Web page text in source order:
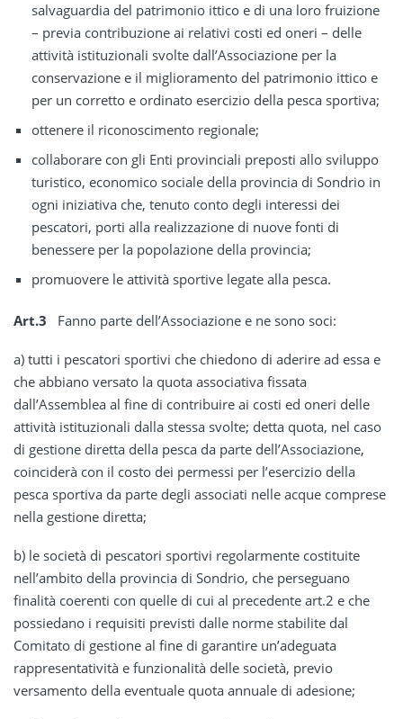
salvaguardia del patrimonio ittico e di una loro fruizione
– previa contribuzione ai relativi costi ed oneri – delle
attività istituzionali svolte dall’Associazione per la
conservazione e il miglioramento del patrimonio ittico e
per un corretto e ordinato esercizio della pesca sportiva;
ottenere il riconoscimento regionale;
collaborare con gli Enti provinciali preposti allo sviluppo
turistico, economico sociale della provincia di Sondrio in
ogni iniziativa che, tenuto conto degli interessi dei
pescatori, porti alla realizzazione di nuove fonti di
benessere per la popolazione della provincia;
promuovere le attività sportive legate alla pesca.
Art.3 Fanno parte dell’Associazione e ne sono soci:
a) tutti i pescatori sportivi che chiedono di aderire ad essa e
che abbiano versato la quota associativa fissata
dall’Assemblea al fine di contribuire ai costi ed oneri delle
attività istituzionali dalla stessa svolte; detta quota, nel caso
di gestione diretta della pesca da parte dell’Associazione,
coinciderà con il costo dei permessi per l’esercizio della
pesca sportiva da parte degli associati nelle acque comprese
nella gestione diretta;
b) le società di pescatori sportivi regolarmente costituite
nell’ambito della provincia di Sondrio, che perseguano
finalità coerenti con quelle di cui al precedente art.2 e che
possiedano i requisiti previsti dalle norme stabilite dal
Comitato di gestione al fine di garantire un’adeguata
rappresentatività e funzionalità delle società, previo
versamento della eventuale quota annuale di adesione;